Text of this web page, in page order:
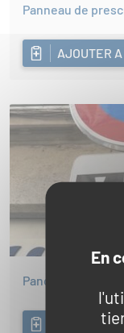
Panneau de
AJOUTER
Panonceaux de
AJOUTER
En